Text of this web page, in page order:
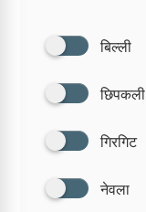
बिल्ली
छिपकली
गिरगिट
नेवला